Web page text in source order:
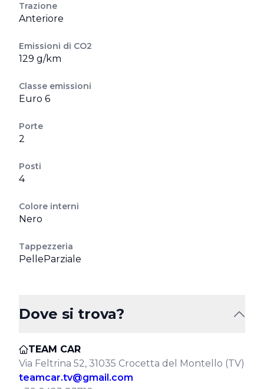
Trazione
Anteriore
Emissioni di CO2
129 g/km
Classe emissioni
Euro 6
Porte
2
Posti
4
Colore interni
Nero
Tappezzeria
PelleParziale
Dove si trova?
TEAM CAR
Via Feltrina 52, 31035 Crocetta del Montello (TV)
teamcar.tv@gmail.com